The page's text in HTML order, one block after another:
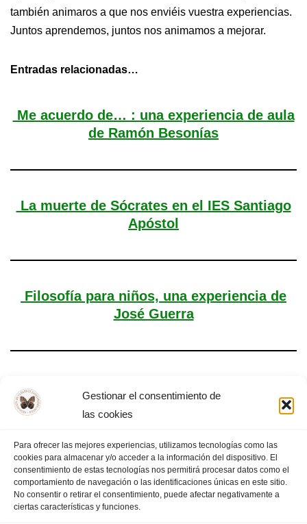
Gestionar el consentimiento de
las cookies
Para ofrecer las mejores experiencias, utilizamos tecnologías como las
cookies para almacenar y/o acceder a la información del dispositivo. El
consentimiento de estas tecnologías nos permitirá procesar datos como el
comportamiento de navegación o las identificaciones únicas en este sitio.
No consentir o retirar el consentimiento, puede afectar negativamente a
ciertas características y funciones.
también animaros a que nos enviéis vuestra experiencias.
Juntos aprendemos, juntos nos animamos a mejorar.
Entradas relacionadas…
Me acuerdo de… : una experiencia de aula
de Ramón Besonías
La muerte de Sócrates en el IES Santiago
Apóstol
Filosofía para niños, una experiencia de
José Guerra
Brocense
« PÁGINA ANTERIOR